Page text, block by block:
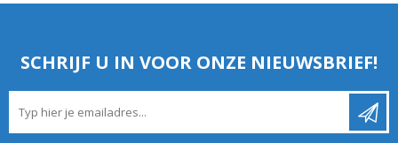
SCHRIJF U IN VOOR ONZE NIEUWSBRIEF!